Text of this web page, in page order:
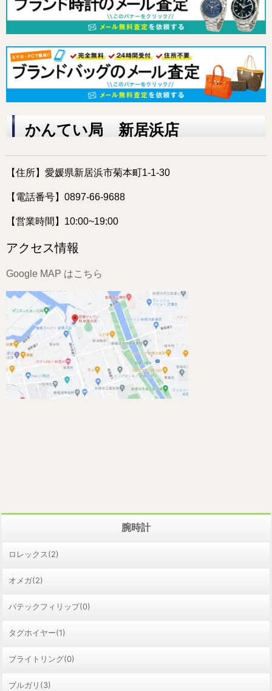
かんてい局 新居浜店
【住所】愛媛県新居浜市菊本町1-1-30
【電話番号】0897-66-9688
【営業時間】10:00~19:00
アクセス情報
Google MAP はこちら
腕時計
ロレックス(2)
オメガ(2)
パテックフィリップ(0)
タグホイヤー(1)
ブライトリング(0)
ブルガリ(3)